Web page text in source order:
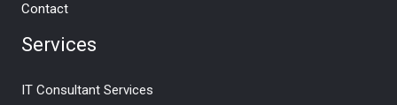
Contact
Services
IT Consultant Services